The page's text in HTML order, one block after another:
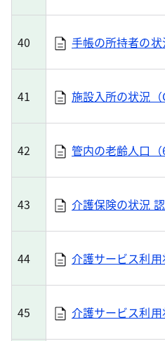
40 手帳の所持者の状
41 施設入所の状況（
42 管内の老齢人口（
43 介護保険の状況 認
44 介護サービス利
45 介護サービス利